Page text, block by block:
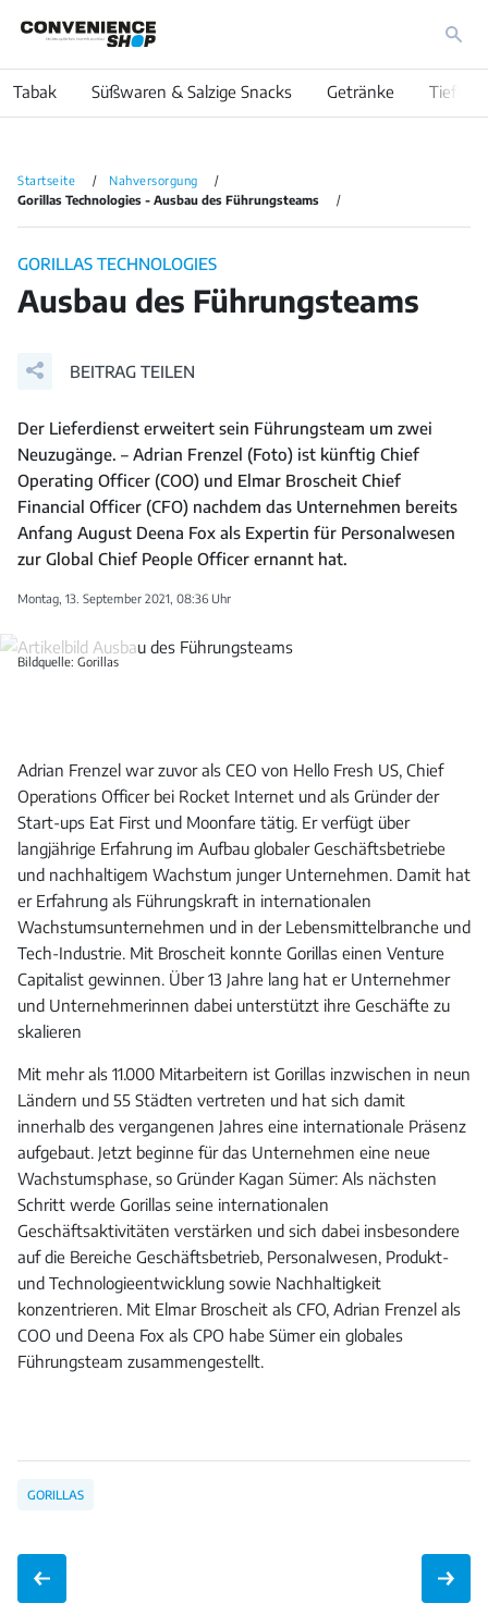
Tabak Süßwaren & Salzige Snacks Getränke
Startseite
Nahversorgung
Gorillas Technologies - Ausbau des Führungsteams
GORILLAS TECHNOLOGIES
Ausbau des Führungsteams
BEITRAG TEILEN
Der Lieferdienst erweitert sein Führungsteam um zwei
Neuzugänge. – Adrian Frenzel (Foto) ist künftig Chief
Operating Officer (COO) und Elmar Broscheit Chief
Financial Officer (CFO) nachdem das Unternehmen bereits
Anfang August Deena Fox als Expertin für Personalwesen
zur Global Chief People Officer ernannt hat.
Montag, 13. September 2021, 08:36 Uhr
Bildquelle: Gorillas
Adrian Frenzel war zuvor als CEO von Hello Fresh US, Chief
Operations Officer bei Rocket Internet und als Gründer der
Start-ups Eat First und Moonfare tätig. Er verfügt über
langjährige Erfahrung im Aufbau globaler Geschäftsbetriebe
und nachhaltigem Wachstum junger Unternehmen. Damit hat
er Erfahrung als Führungskraft in internationalen
Wachstumsunternehmen und in der Lebensmittelbranche und
Tech-Industrie. Mit Broscheit konnte Gorillas einen Venture
Capitalist gewinnen. Über 13 Jahre lang hat er Unternehmer
und Unternehmerinnen dabei unterstützt ihre Geschäfte zu
skalieren
Mit mehr als 11.000 Mitarbeitern ist Gorillas inzwischen in neun
Ländern und 55 Städten vertreten und hat sich damit
innerhalb des vergangenen Jahres eine internationale Präsenz
aufgebaut. Jetzt beginne für das Unternehmen eine neue
Wachstumsphase, so Gründer Kagan Sümer: Als nächsten
Schritt werde Gorillas seine internationalen
Geschäftsaktivitäten verstärken und sich dabei insbesondere
auf die Bereiche Geschäftsbetrieb, Personalwesen, Produkt-
und Technologieentwicklung sowie Nachhaltigkeit
konzentrieren. Mit Elmar Broscheit als CFO, Adrian Frenzel als
COO und Deena Fox als CPO habe Sümer ein globales
Führungsteam zusammengestellt.
GORILLAS